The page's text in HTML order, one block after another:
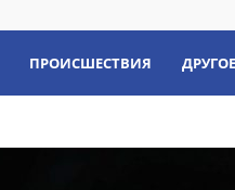
ПРОИСШЕСТВИЯ ДРУГОЕ